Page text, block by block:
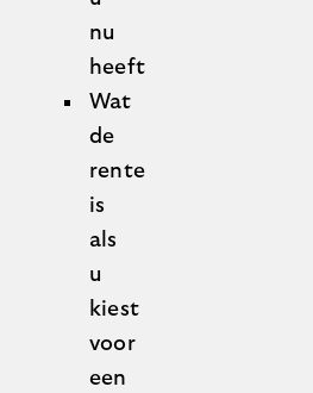
nu
heeft
Wat
de
rente
is
als
u
kiest
voor
een